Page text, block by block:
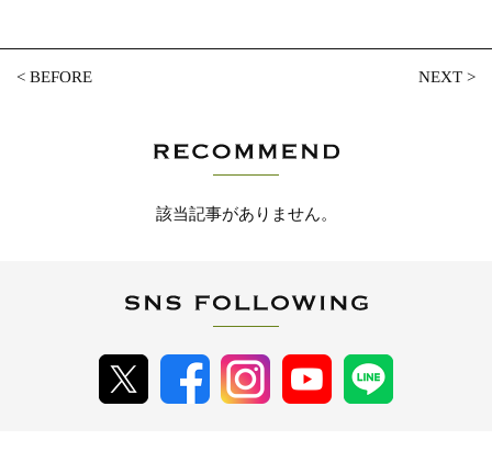
<BEFORE NEXT>
該当記事がありません。